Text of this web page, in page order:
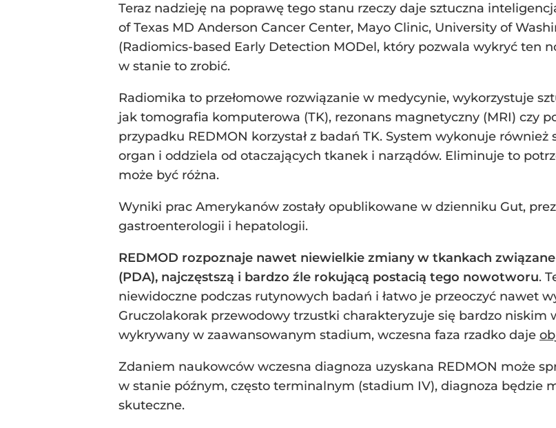
Teraz nadzieję na poprawę tego stanu rzeczy daje sztuczna
of Texas MD Anderson Cancer Center, Mayo Clinic, University of
(Radiomics-based Early Detection MODel, który pozwala wykryć ten
w stanie to zrobić.
Radiomika to przełomowe rozwiązanie w medycynie, wykorzystuje
jak tomografia komputerowa (TK), rezonans magnetyczny (MRI) czy
przypadku REDMON korzystał z badań TK. System wykonuje
organ i oddziela od otaczających tkanek i narządów. Eliminuje to
może być różna.
Wyniki prac Amerykanów zostały opublikowane w dzienniku Gut,
gastroenterologii i hepatologii.
REDMOD rozpoznaje nawet niewielkie zmiany w tkankach
(PDA), najczęstszą i bardzo źle rokującą postacią tego nowotworu.
niewidoczne podczas rutynowych badań i łatwo je przeoczyć nawet
Gruczolakorak przewodowy trzustki charakteryzuje się bardzo niskim
wykrywany w zaawansowanym stadium, wczesna faza rzadko daje
Zdaniem naukowców wczesna diagnoza uzyskana REDMON może
w stanie późnym, często terminalnym (stadium IV), diagnoza będzie
skuteczne.